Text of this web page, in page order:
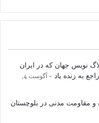
نویس جهان که در ایران
به زنده یاد
آگوست 4,
و مقاومت مدنی در بلوچستان